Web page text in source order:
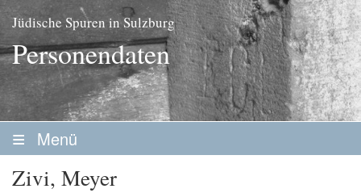
Jüdische Spuren in Sulzburg
Personendaten
Menü
Startseite
Zivi, Meyer